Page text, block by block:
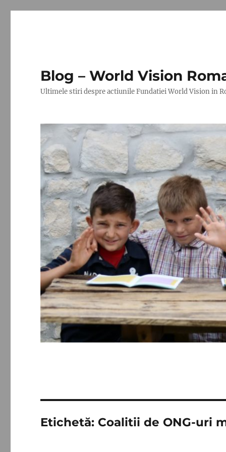
Blog – World Vision
Ultimele stiri despre actiunile Fundatiei World Vision in
Etichetă: Coalitii de ONG-uri